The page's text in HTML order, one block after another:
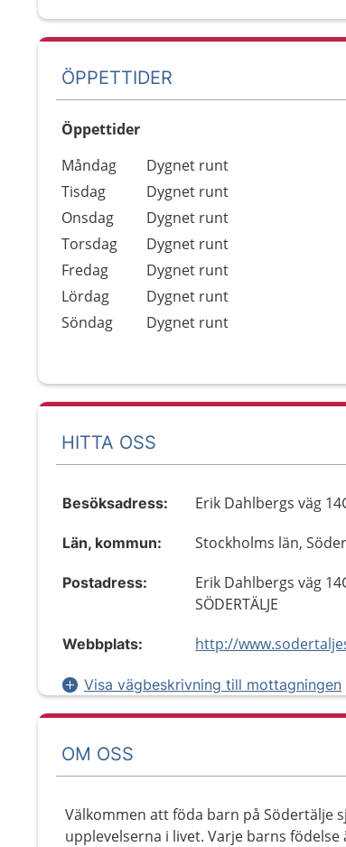
ÖPPETTIDER
Öppettider
Dag
Öppettider
Kommentarer
Måndag
Dygnet runt
Tisdag
Dygnet runt
Onsdag
Dygnet runt
Torsdag
Dygnet runt
Fredag
Dygnet runt
Lördag
Dygnet runt
Söndag
Dygnet runt
HITTA OSS
Besöksadress: Erik Dahlbergs väg
Län, kommun: Stockholms län,
Postadress:
Erik Dahlbergs väg
SÖDERTÄLJE
Webbplats:
Visa vägbeskrivning till mottagningen
OM OSS
Välkommen att föda barn på Södertälje
upplevelserna i livet. Varje barns